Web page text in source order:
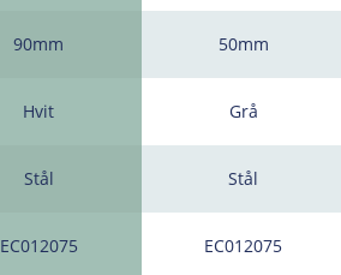
90mm
Hvit
Stål
EC012075
50mm
Grå
Stål
EC012075